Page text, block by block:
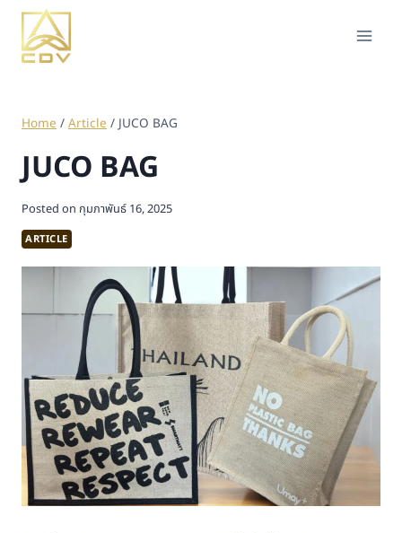
Home / Article / JUCO BAG
JUCO BAG
Posted on กุมภาพันธ์ 16, 2025
ARTICLE